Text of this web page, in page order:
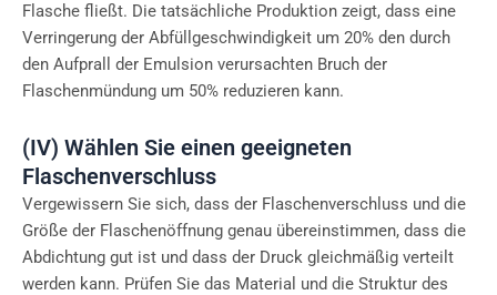
Flasche fließt. Die tatsächliche Produktion zeigt, dass eine
Verringerung der Abfüllgeschwindigkeit um 20% den durch
den Aufprall der Emulsion verursachten Bruch der
Flaschenmündung um 50% reduzieren kann.
(IV) Wählen Sie einen geeigneten
Flaschenverschluss
Vergewissern Sie sich, dass der Flaschenverschluss und die
Größe der Flaschenöffnung genau übereinstimmen, dass die
Abdichtung gut ist und dass der Druck gleichmäßig verteilt
werden kann. Prüfen Sie das Material und die Struktur des